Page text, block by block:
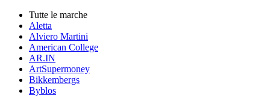
Tutte le marche
Aletta
Alviero Martini
American College
AR.IN
ArtSupermoney
Bikkembergs
Byblos